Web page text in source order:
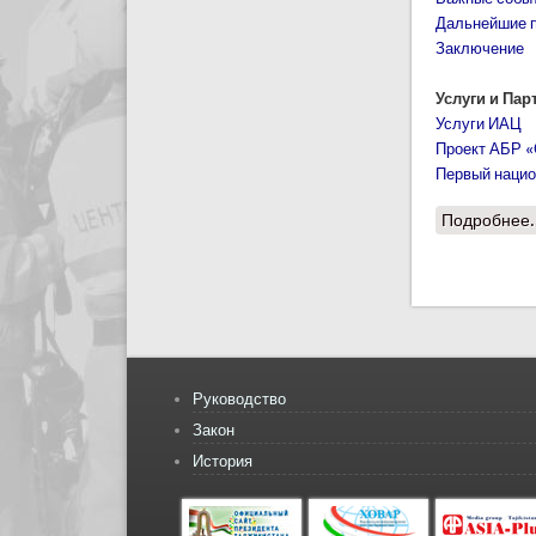
Дальнейшие
Заключение
Услуги и
Услуги ИАЦ
Проект АБР
Первый
Руководство
Закон
История